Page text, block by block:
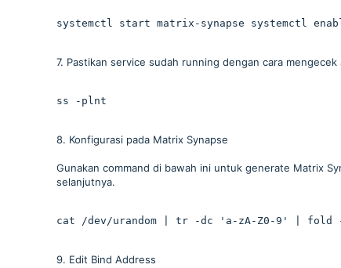
systemctl start matrix-synapse systemctl
7. Pastikan service sudah running dengan cara
ss -plnt
8. Konfigurasi pada Matrix Synapse
Gunakan command di bawah ini untuk generate Matrix
selanjutnya.
cat /dev/urandom | tr -dc 'a-zA-Z0-9' | fold
9. Edit Bind Address